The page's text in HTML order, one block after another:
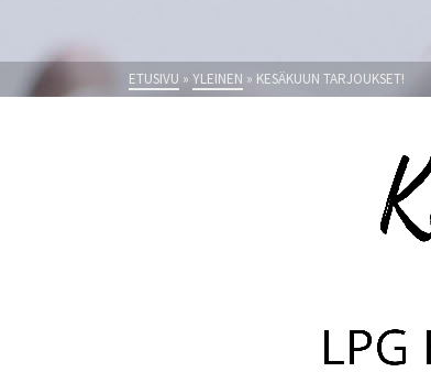
ETUSIVU » YLEINEN » KESÄKUUN TARJOUKSET!